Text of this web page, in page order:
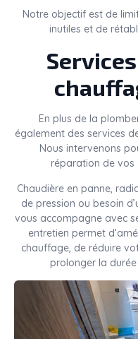
Notre objectif est de
inutiles et de
En plus de la
également des services
Nous intervenons
réparation de vos
Chaudière en panne,
de pression ou besoin
vous accompagne avec
entretien permet
chauffage, de réduire
prolonger la